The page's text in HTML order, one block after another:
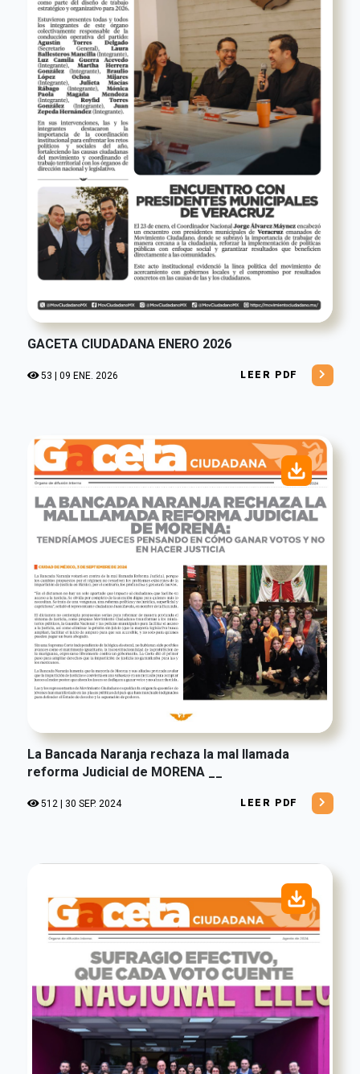
GACETA CIUDADANA ENERO 2026
53 | 09 ENE. 2026 LEER PDF
La Bancada Naranja rechaza la mal llamada
reforma Judicial de MORENA __
512 | 30 SEP. 2024 LEER PDF